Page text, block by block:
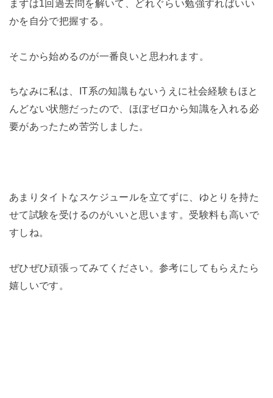
まずは1回過去問を解いて、どれぐらい勉強すればいい
かを自分で把握する。
そこから始めるのが一番良いと思われます。
ちなみに私は、IT系の知識もないうえに社会経験もほと
んどない状態だったので、ほぼゼロから知識を入れる必
要があったため苦労しました。
あまりタイトなスケジュールを立てずに、ゆとりを持た
せて試験を受けるのがいいと思います。受験料も高いで
すしね。
ぜひぜひ頑張ってみてください。参考にしてもらえたら
嬉しいです。